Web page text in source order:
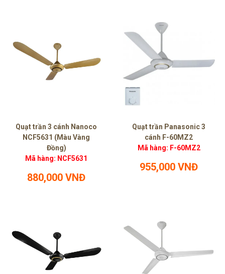
Quạt trần 3 cánh Nanoco
NCF5631 (Màu Vàng
Đồng)
Mã hàng: NCF5631
880,000 VNĐ
Quạt trần Panasonic 3
cánh F-60MZ2
Mã hàng: F-60MZ2
955,000 VNĐ